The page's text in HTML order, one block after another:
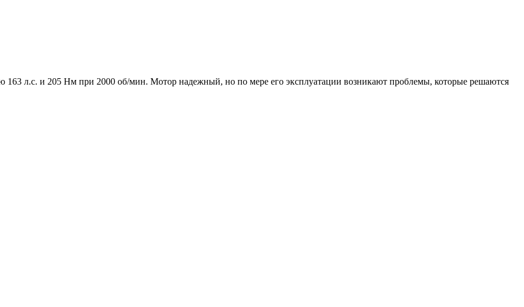
163 л.с. и 205 Нм при 2000 об/мин. Мотор надежный, но по мере его эксплуатации возникают проблемы, которые решаются